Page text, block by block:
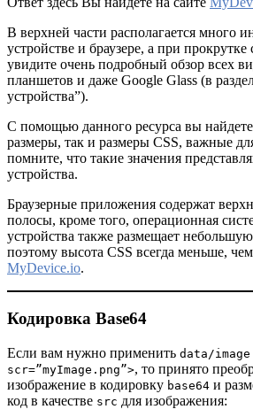
В верхней части располагается много
устройстве и браузере, а при
увидите очень подробный обзор всех
планшетов и даже Google Glass (в
устройства”).
С помощью данного ресурса вы
размеры, так и размеры CSS, важные
помните, что такие значения
устройства.
Браузерные приложения содержат
полосы, кроме того, операционная
устройства также размещает
поэтому высота CSS всегда меньше,
MyDevice.io.
Кодировка Base64
Если вам нужно применить data/image
scr=”myImage.png”>, то принято
изображение в кодировку base64 и
код в качестве src для изображения: